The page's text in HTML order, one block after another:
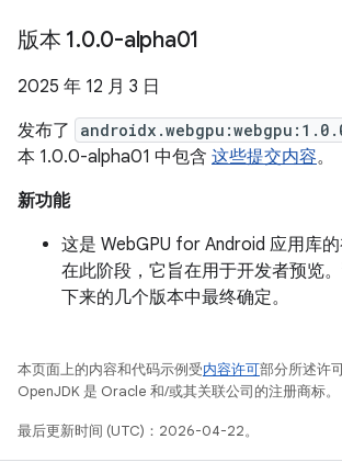
版本 1.0.0-alpha01
2025 年 12 月 3 日
发布了
本 1.0.0-alpha01 中包含 这些提交内容。
新功能
这是 WebGPU for Android 应用库的
在此阶段，它旨在用于开发者预览
下来的几个版本中最终确定。
本页面上的内容和代码示例受内容许可部分所述许
OpenJDK 是 Oracle 和/或其关联公司的注册商标。
最后更新时间 (UTC)：2026-04-22。